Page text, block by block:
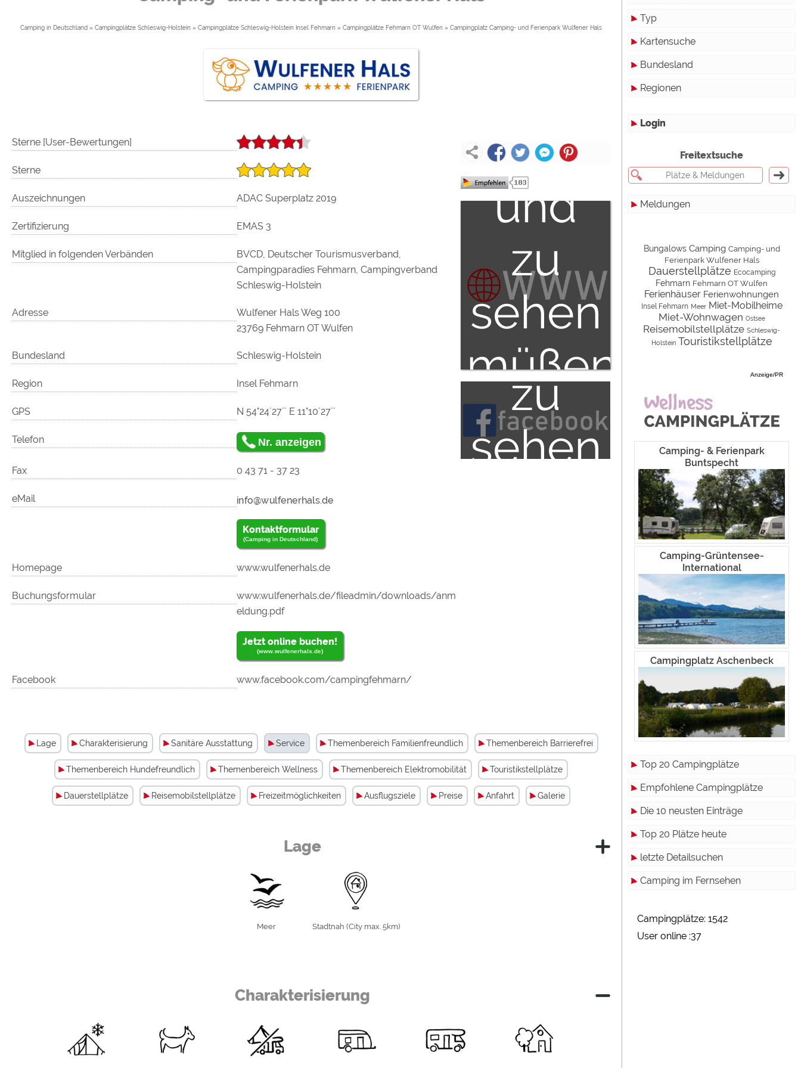
Camping in Deutschland » Campingplätze Schleswig-Holstein » Campingplätze Schleswig-Holstein Insel Fehmarn » Campingplätze Fehmarn OT Wulfen » Campingplatz Camping- und Ferienpark Wulfener Hals
Sterne [User-Bewertungen]
Sterne
Auszeichnungen ADAC Superplatz 2019
Zertifizierung EMAS 3
Mitglied in folgenden Verbänden
BVCD, Deutscher Tourismusverband,
Campingparadies Fehmarn, Campingverband
Schleswig-Holstein
Adresse
Wulfener Hals Weg 100
23769 Fehmarn OT Wulfen
Bundesland Schleswig-Holstein
Region Insel Fehmarn
GPS N 54°24´27´´ E 11°10´27´´
Telefon Nr. anzeigen
Fax 0 43 71 - 37 23
eMail
Kontaktformular
(Camping in Deutschland)
Homepage www.wulfenerhals.de
Buchungsformular
www.wulfenerhals.de/fileadmin/downloads/anm
eldung.pdf
Jetzt online buchen!
(www.wulfenerhals.de)
Facebook www.facebook.com/campingfehmarn/
Inhalt
laden
und
zu
sehen
müßen
"Externe
Medien"
zugelassen
Um
externen
Inhalt
zu
laden
und
zu
sehen
"Externe
Medien"
zugelassen
Lage Charakterisierung Sanitäre Ausstattung Service Themenbereich Familienfreundlich Themenbereich Barrierefrei
Themenbereich Hundefreundlich Themenbereich Wellness Themenbereich Elektromobilität Touristikstellplätze
Dauerstellplätze Reisemobilstellplätze Freizeitmöglichkeiten Ausflugsziele Preise Anfahrt Galerie
Lage
Meer Stadtnah (City max. 5km)
mit allem drum und dran genießen. Die herrlichen Strände der Ostssee, der Burger Binnensee und der
Pool laden zum Baden ein, die Steilküste zum Spazieren. Oder lassen Sie sich verwöhnen bei einer
Massage und anschließendem Saunagang.
Charakterisierung
Typ
Touristikstellplätze
Dauerstellplätze
Reisemobilstellplätze
Bungalows
Ferienwohnungen
Zimmer
Miet-Mobilheime
Miet-Wohnwagen
Miet-Zelte
Kartensuche
Bundesland
Baden-Württemberg
Brandenburg
Bremen
Hamburg
Mecklenburg-Vorpommern
Niedersachsen
Nordrhein-Westfalen
Rheinland-Pfalz
Saarland
Schleswig-Holstein
Regionen
Login
Freitextsuche
Meldungen
Touristik
Campingplätze
Camping & Caravan
Sonstiges
Specials
Bungalows Camping Camping- und
Ferienpark Wulfener Hals
Dauerstellplätze Ecocamping
Fehmarn Fehmarn OT Wulfen
Ferienhäuser Ferienwohnungen
Insel Fehmarn Meer Miet-Mobilheime
Miet-Wohnwagen Ostsee
Reisemobilstellplätze Schleswig-
Holstein Touristikstellplätze
Anzeige/PR
Camping- & Ferienpark
Buntspecht
Camping-Grüntensee-
International
Campingplatz Aschenbeck
Top 20 Campingplätze
Empfohlene Campingplätze
Die 10 neusten Einträge
Top 20 Plätze heute
letzte Detailsuchen
Camping im Fernsehen
Campingplätze: 1542
User online :37
Google Analytics https://policies.google.com/privacy
Marketing
Google Remarketing
https://policies.google.com/privacy
Die Cookieeinstellungen können jeder Zeit im Footer über "COOKIES" geändert werden!